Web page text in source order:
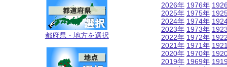
都府県・地方を選択
2026年
2025年
2024年
2023年
2022年
2021年
2020年
2019年
1976年
1975年
1974年
1973年
1972年
1971年
1970年
1969年